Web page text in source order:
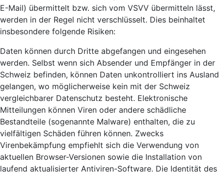
E-Mail) übermittelt bzw. sich vom VSVV übermitteln lässt,
werden in der Regel nicht verschlüsselt. Dies beinhaltet
insbesondere folgende Risiken:
Daten können durch Dritte abgefangen und eingesehen
werden. Selbst wenn sich Absender und Empfänger in der
Schweiz befinden, können Daten unkontrolliert ins Ausland
gelangen, wo möglicherweise kein mit der Schweiz
vergleichbarer Datenschutz besteht. Elektronische
Mitteilungen können Viren oder andere schädliche
Bestandteile (sogenannte Malware) enthalten, die zu
vielfältigen Schäden führen können. Zwecks
Virenbekämpfung empfiehlt sich die Verwendung von
aktuellen Browser-Versionen sowie die Installation von
laufend aktualisierter Antiviren-Software. Die Identität des